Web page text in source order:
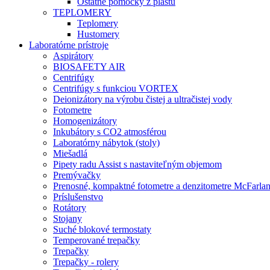
TEPLOMERY
Teplomery
Hustomery
Laboratórne prístroje
Aspirátory
BIOSAFETY AIR
Centrifúgy
Centrifúgy s funkciou VORTEX
Deionizátory na výrobu čistej a ultračistej vody
Fotometre
Homogenizátory
Inkubátory s CO2 atmosférou
Laboratórny nábytok (stoly)
Miešadlá
Pipety radu Assist s nastaviteľným objemom
Premývačky
Prenosné, kompaktné fotometre a denzitometre
Príslušenstvo
Rotátory
Stojany
Suché blokové termostaty
Temperované trepačky
Trepačky
Trepačky - rolery